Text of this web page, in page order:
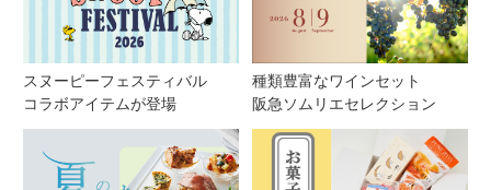
スヌーピーフェスティバル
コラボアイテムが登場
種類豊富なワインセット
阪急ソムリエセレクション